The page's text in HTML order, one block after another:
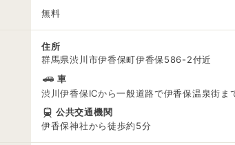
無料
住所
群馬県渋川市伊香保町伊香保586-2付近
車
渋川伊香保ICから一般道路で伊香保温泉街
公共交通機関
伊香保神社から徒歩約5分